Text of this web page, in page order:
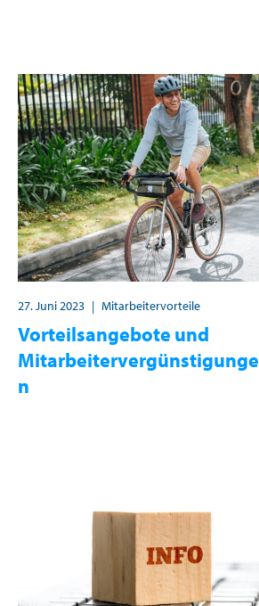
27. Juni 2023 | Mitarbeitervorteile
Vorteilsangebote und
Mitarbeitervergünstigunge
n